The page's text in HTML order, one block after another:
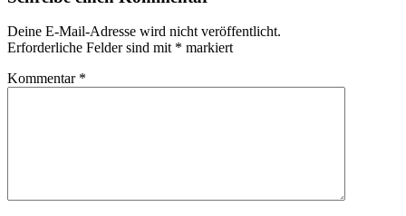
Deine E-Mail-Adresse wird nicht veröffentlicht.
Erforderliche Felder sind mit * markiert
Kommentar *